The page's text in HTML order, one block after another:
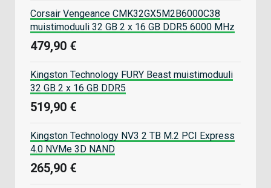
Corsair Vengeance CMK32GX5M2B6000C38
muistimoduuli 32 GB 2 x 16 GB DDR5 6000 MHz
479,90 €
Kingston Technology FURY Beast muistimoduuli
32 GB 2 x 16 GB DDR5
519,90 €
Kingston Technology NV3 2 TB M.2 PCI Express
4.0 NVMe 3D NAND
265,90 €